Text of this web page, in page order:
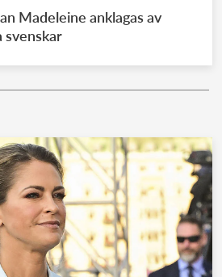
kungahuset
kungahuset
kungahuset
kungahuset
kungahuset
storhertighuset
kejsarhuset
REDAKTION
Madeleine anklagas av
svenskar